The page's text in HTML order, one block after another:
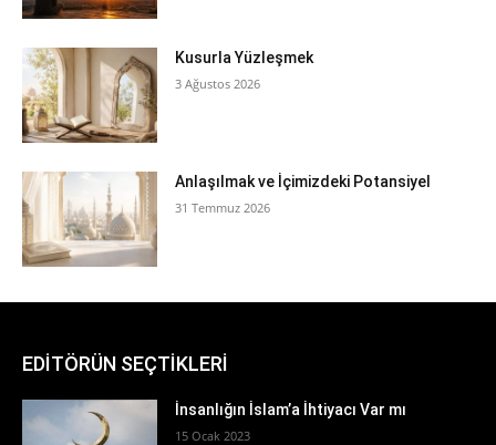
Kusurla Yüzleşmek
3 Ağustos 2026
Anlaşılmak ve İçimizdeki Potansiyel
31 Temmuz 2026
EDİTÖRÜN SEÇTİKLERİ
İnsanlığın İslam’a İhtiyacı Var mı
15 Ocak 2023